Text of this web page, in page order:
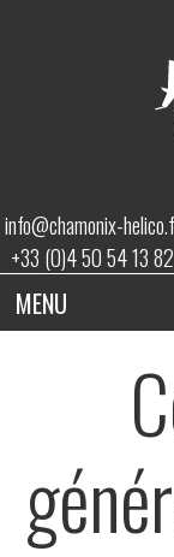
info@chamonix-
+33 (0)4 50 54 13 82
MENU